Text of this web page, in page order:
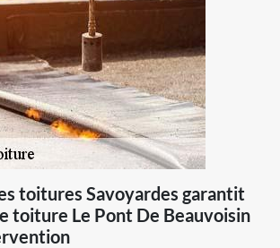
toitures Savoyardes garantit
toiture Le Pont De Beauvoisin